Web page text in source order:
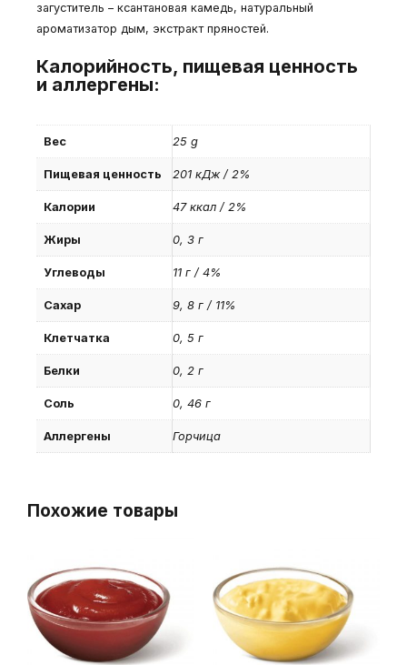
загуститель – ксантановая камедь, натуральный
ароматизатор дым, экстракт пряностей.
Калорийность, пищевая ценность
и аллергены:
Вес 25 g
Пищевая ценность 201 кДж / 2%
Калории 47 ккал / 2%
Жиры 0, 3 г
Углеводы 11 г / 4%
Сахар 9, 8 г / 11%
Клетчатка 0, 5 г
Белки 0, 2 г
Соль 0, 46 г
Аллергены Горчица
Похожие товары